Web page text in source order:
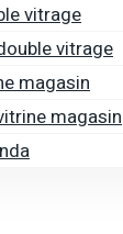
vitrage
vitrage
magasin
magasin